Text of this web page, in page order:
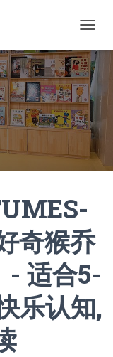
换
导
航
奇猴乔
- 适合5-
乐认知,